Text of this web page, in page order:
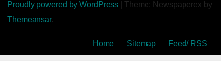
Proudly powered by WordPress
Theme: Newspaperex by
Themeansar.
Home Sitemap Feed/ RSS